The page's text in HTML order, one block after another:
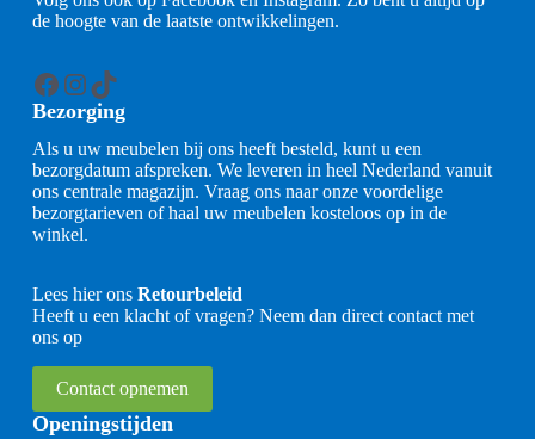
de hoogte van de laatste ontwikkelingen.
Facebook
Instagram
TikTok
Bezorging
Als u uw meubelen bij ons heeft besteld, kunt u een
bezorgdatum afspreken. We leveren in heel Nederland vanuit
ons centrale magazijn. Vraag ons naar onze voordelige
bezorgtarieven of haal uw meubelen kosteloos op in de
winkel.
Lees hier ons Retourbeleid
Heeft u een klacht of vragen? Neem dan direct contact met
ons op
Contact opnemen
Openingstijden